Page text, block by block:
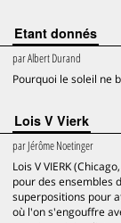
Etant donnés
parAlbert Durand
Pourquoi le soleil ne
Lois V Vierk
parJérôme Noetinger
Lois V VIERK
pour des ensembles
superpositions pour
où l'on s'engouffre